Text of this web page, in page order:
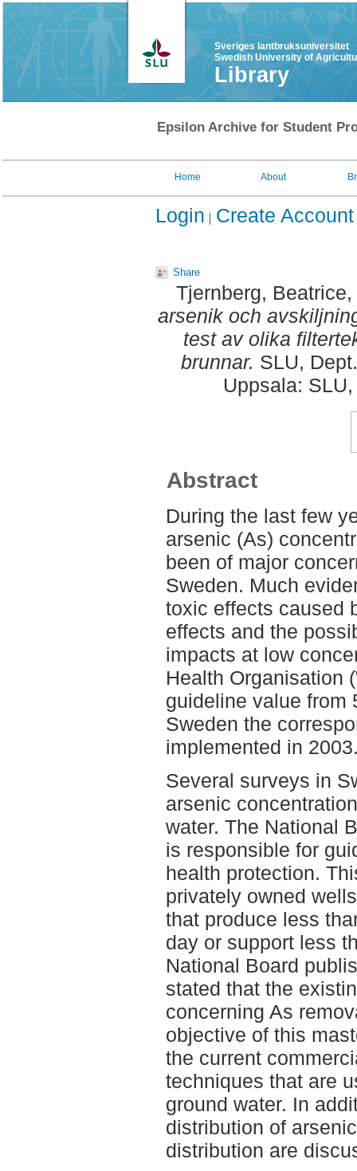
Sveriges lantbruksuniversitet
Swedish University of
Library
Epsilon Archive for Student
Home About
Login Create Account
Share
Tjernberg, Beatrice
arsenik och
test av olika
brunnar. SLU,
Uppsala:
Abstract
During the last few
arsenic (As)
been of major
Sweden. Much
toxic effects caused
effects and the
impacts at low
Health Organisation
guideline value
Sweden the
implemented in
Several surveys in
arsenic
water. The National
is responsible for
health protection.
privately owned
that produce less
day or support less
National Board
stated that the
concerning As
objective of this
the current
techniques that are
ground water. In
distribution of
distribution are